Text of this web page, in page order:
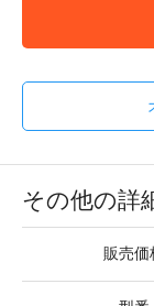
その他の詳
販売価